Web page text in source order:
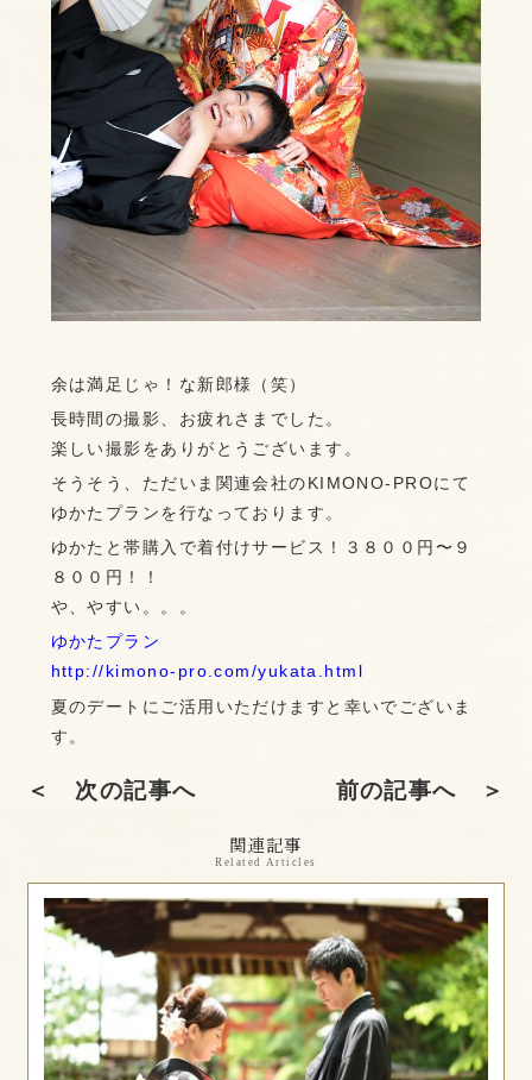
余は満足じゃ！な新郎様（笑）
長時間の撮影、お疲れさまでした。
楽しい撮影をありがとうございます。
そうそう、ただいま関連会社のKIMONO-PROにて
ゆかたプランを行なっております。
ゆかたと帯購入で着付けサービス！３８００円〜９
８００円！！
や、やすい。。。
ゆかたプラン
http://kimono-pro.com/yukata.html
夏のデートにご活用いただけますと幸いでございま
す。
＜ 次の記事へ 前の記事へ ＞
関連記事
Related Articles